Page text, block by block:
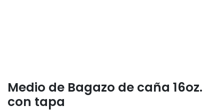
Medio de Bagazo de caña 16oz.
con tapa